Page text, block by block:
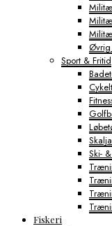
Sport & Fritid
Ski-
Fiskeri